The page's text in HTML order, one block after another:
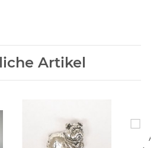
Artikel